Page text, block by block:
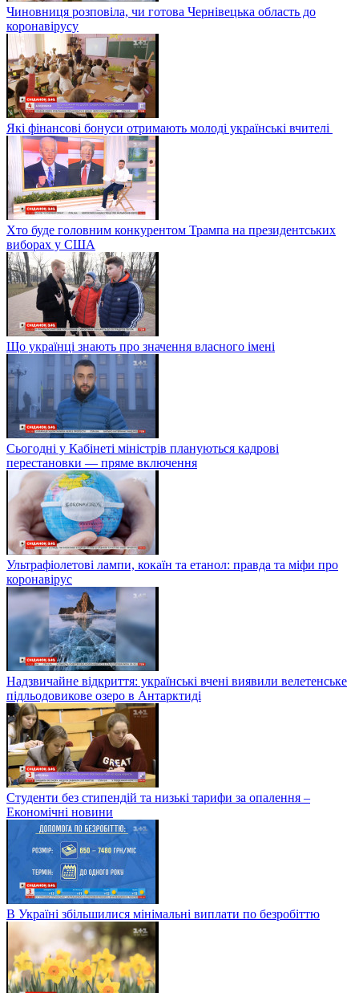
Чиновниця розповіла, чи готова Чернівецька область до
коронавірусу
Які фінансові бонуси отримають молоді українські вчителі
Хто буде головним конкурентом Трампа на президентських
виборах у США
Що українці знають про значення власного імені
Сьогодні у Кабінеті міністрів плануються кадрові
перестановки — пряме включення
Ультрафіолетові лампи, кокаїн та етанол: правда та міфи про
коронавірус
Надзвичайне відкриття: українські вчені виявили велетенське
підльодовикове озеро в Антарктиді
Студенти без стипендій та низькі тарифи за опалення –
Економічні новини
В Україні збільшилися мінімальні виплати по безробіттю